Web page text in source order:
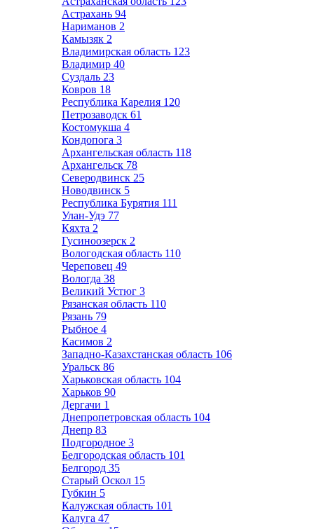
Астрахань 94
Нариманов 2
Камызяк 2
Владимирская область 123
Владимир 40
Суздаль 23
Ковров 18
Республика Карелия 120
Петрозаводск 61
Костомукша 4
Кондопога 3
Архангельская область 118
Архангельск 78
Северодвинск 25
Новодвинск 5
Республика Бурятия 111
Улан-Удэ 77
Кяхта 2
Гусиноозерск 2
Вологодская область 110
Череповец 49
Вологда 38
Великий Устюг 3
Рязанская область 110
Рязань 79
Рыбное 4
Касимов 2
Западно-Казахстанская область 106
Уральск 86
Харьковская область 104
Харьков 90
Дергачи 1
Днепропетровская область 104
Днепр 83
Подгородное 3
Белгородская область 101
Белгород 35
Старый Оскол 15
Губкин 5
Калужская область 101
Калуга 47